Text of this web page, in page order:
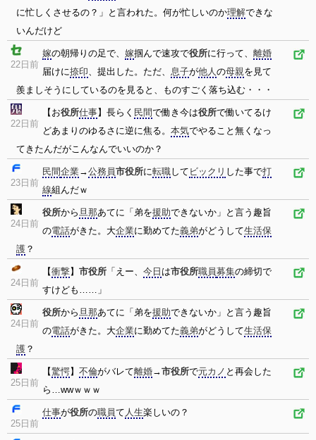
に忙しくさせるの？」と言われた。何が忙しいのか理解できな
いんだけど
22日前
嫁の朝帰りの足で、 嫁掴んで速攻で役所に行って、 離婚
届けに捺印、提出した。ただ、 息子が他人の母親を見て
羨ましそうにしているのを見ると、ものすごく落ち込む・・・
22日前
【お役所仕事】長らく 民間で働き今は役所で働いてるけ
どあまりのゆるさに逆に焦る。 本気でやること無くなっ
てきたんだがこんなんでいいのか？
23日前
民間企業→公務員市役所に転職して ビックリ した事で打
線組んだｗ
24日前
役所から旦那あてに「弟を援助できないか」と言う趣旨
の電話がきた。大企業に勤めてた義弟がどうして生活保
護 ？
24日前
【衝撃】 市役所 「えー、 今日 は市役所職員募集の締切で
すけども……」
24日前
役所から旦那あてに「弟を援助できないか」と言う趣旨
の電話がきた。大企業に勤めてた義弟がどうして生活保
護 ？
25日前
【驚愕】 不倫がバレて離婚→市役所で元カノ と再会した
ら…wwｗｗｗ
25日前
仕事が役所の職員て 人生楽しいの？